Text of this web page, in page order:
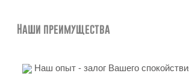
Наши преимущества
Наш опыт - залог Вашего